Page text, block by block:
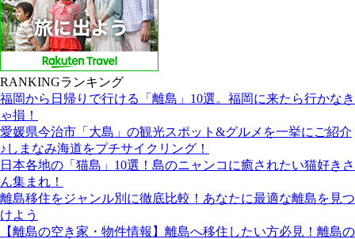
RANKINGランキング
福岡から日帰りで行ける「離島」10選。福岡に来たら行かなき
ゃ損！
愛媛県今治市「大島」の観光スポット&グルメを一挙にご紹介
♪しまなみ海道をプチサイクリング！
日本各地の「猫島」10選！島のニャンコに癒されたい猫好きさ
ん集まれ！
離島移住をジャンル別に徹底比較！あなたに最適な離島を見つ
けよう
【離島の空き家・物件情報】離島へ移住したい方必見！離島の